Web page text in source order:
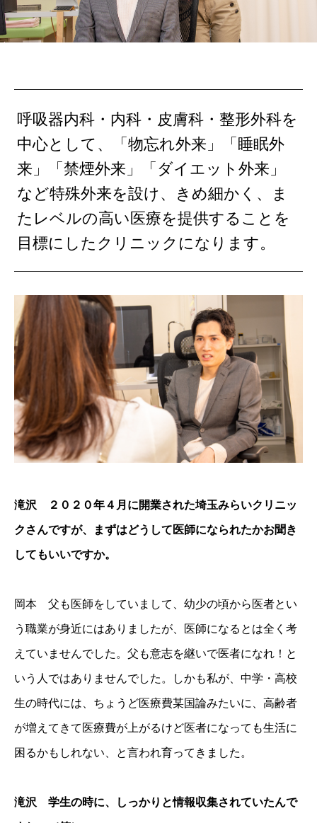
呼吸器内科・内科・皮膚科・整形外科を
中心として、「物忘れ外来」「睡眠外
来」「禁煙外来」「ダイエット外来」
など特殊外来を設け、きめ細かく、ま
たレベルの高い医療を提供することを
目標にしたクリニックになります。
滝沢 ２０２０年４月に開業された埼玉みらいクリニッ
クさんですが、まずはどうして医師になられたかお聞き
してもいいですか。
岡本 父も医師をしていまして、幼少の頃から医者とい
う職業が身近にはありましたが、医師になるとは全く考
えていませんでした。父も意志を継いで医者になれ！と
いう人ではありませんでした。しかも私が、中学・高校
生の時代には、ちょうど医療費某国論みたいに、高齢者
が増えてきて医療費が上がるけど医者になっても生活に
困るかもしれない、と言われ育ってきました。
滝沢 学生の時に、しっかりと情報収集されていたんで